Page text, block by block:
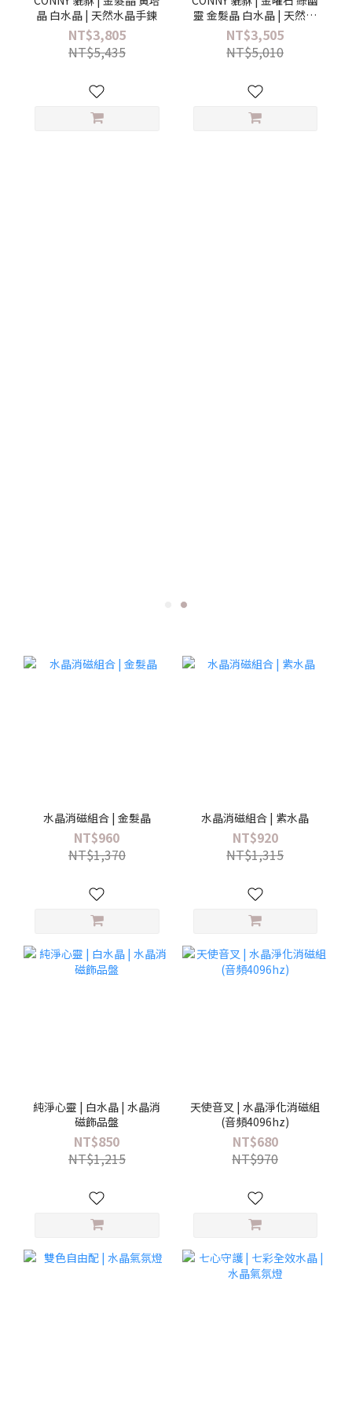
晶 白水晶 | 天然水晶手鍊
NT$3,805
NT$5,435
靈 金髮晶 白水晶 | 天然水
晶手鍊
NT$3,505
NT$5,010
水晶消磁組合 | 金髮晶
NT$960
NT$1,370
水晶消磁組合 | 紫水晶
NT$920
NT$1,315
純淨心靈 | 白水晶 | 水晶消
磁飾品盤
NT$850
NT$1,215
天使音叉 | 水晶淨化消磁組
(音頻4096hz)
NT$680
NT$970